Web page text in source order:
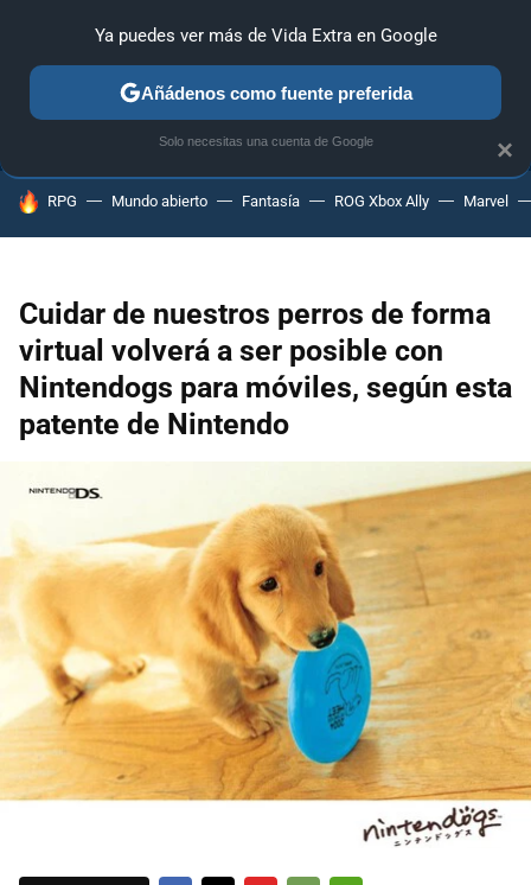
ANÁLISIS GUÍAS Y TRUCOS PC SONY NINTENDO
HOY SE HABLA DE
RPG Mundo abierto Fantasía ROG Xbox Ally Marvel
Cuidar de nuestros perros de forma
virtual volverá a ser posible con
Nintendogs para móviles, según esta
patente de Nintendo
×
Ya puedes ver más de Vida Extra en Google
Añádenos como fuente preferida
Solo necesitas una cuenta de Google